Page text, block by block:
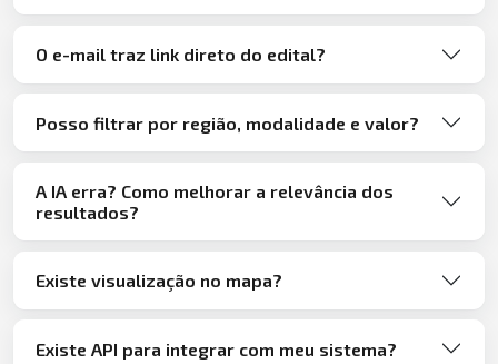
O e-mail traz link direto do edital?
Posso filtrar por região, modalidade e valor?
A IA erra? Como melhorar a relevância dos
resultados?
Existe visualização no mapa?
Existe API para integrar com meu sistema?